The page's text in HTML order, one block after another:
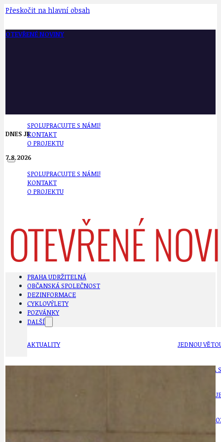
Přeskočit na hlavní obsah
OTEVŘENÉ NOVINY
SPOLUPRACUJTE S NÁMI!
KONTAKT
O PROJEKTU
SPOLUPRACUJTE S NÁMI!
KONTAKT
O PROJEKTU
DNES JE
7.8.2026
PRAHA UDRŽITELNÁ
OBČANSKÁ SPOLEČNOST
DEZINFORMACE
CYKLOVÝLETY
POZVÁNKY
DALŠÍ
AKTUALITY JEDNOU
KLÁNOVICKÁ
KRUHOVÝ
KULTURNÍ